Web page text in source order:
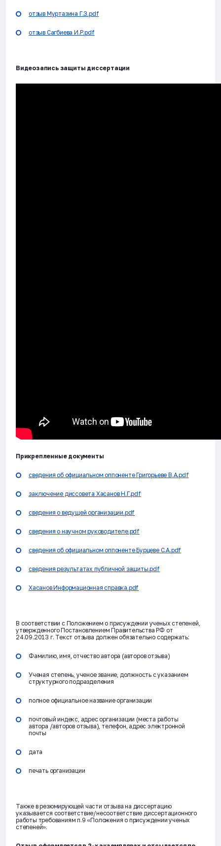
отзыв Муртазина Г.З.pdf
отзыв Сагбиева И.Р.pdf
Видеозапись защиты диссертации
Прикрепленные документы
cведения об официальном оппоненте Григорьеве В.А.pdf
заключение диссовета Хасанов Н.Г.pdf
сведения о ведущей организации.pdf
сведения о научном руководителе.pdf
сведения об официальном оппоненте Бурцеве С.А.pdf
сведения результатах публичной защиты.pdf
Хасанов Информационная справка.pdf
В соответствии с Положением о присуждении ученых степеней,
утвержденного Постановлением Правительства РФ от
24.09.2013 г. Текст отзыва должен обязательно содержать:
Фамилию, имя, отчество автора (авторов отзыва)
Ученая степень, ученое звание, должность с указанием
структурного подразделения
полное официальное название организации
почтовый индекс, адрес организации (места работы
автора /авторов отзыва), телефон, адрес электронной
почты
дата
печать организации
Также в резюмирующей части отзыва на диссертацию
указывается соответствие/несоответствие диссертационного
работы требованиям п.9 «Положения о присуждении ученых
степеней».